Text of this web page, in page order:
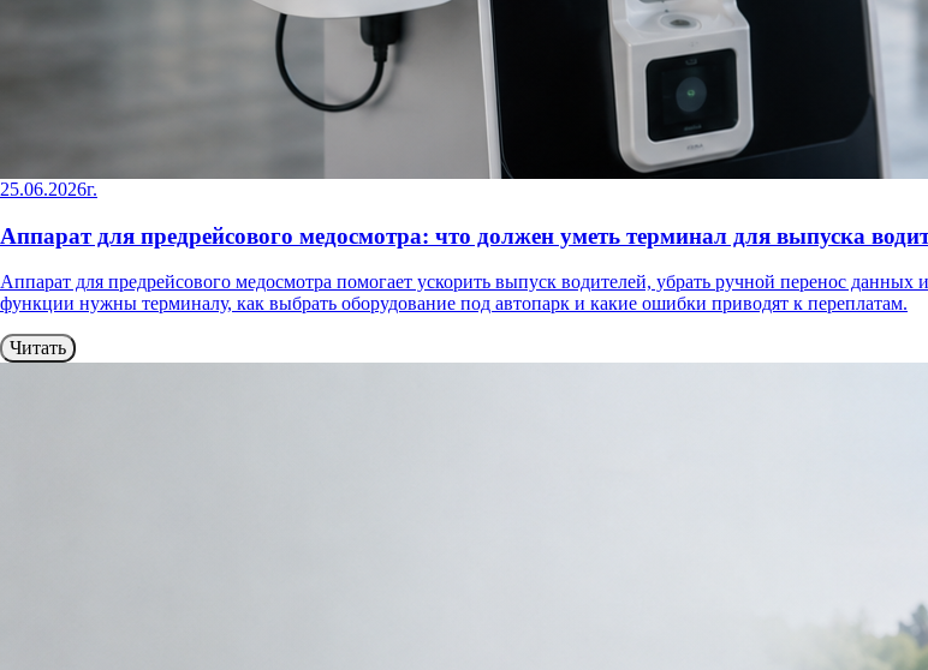
25.06.2026г.
Аппарат для предрейсового медосмотра: что должен уметь терминал для выпуска
Аппарат для предрейсового медосмотра помогает ускорить выпуск водителей, убрать ручной перенос данных
функции нужны терминалу, как выбрать оборудование под автопарк и какие ошибки приводят к переплатам.
Читать